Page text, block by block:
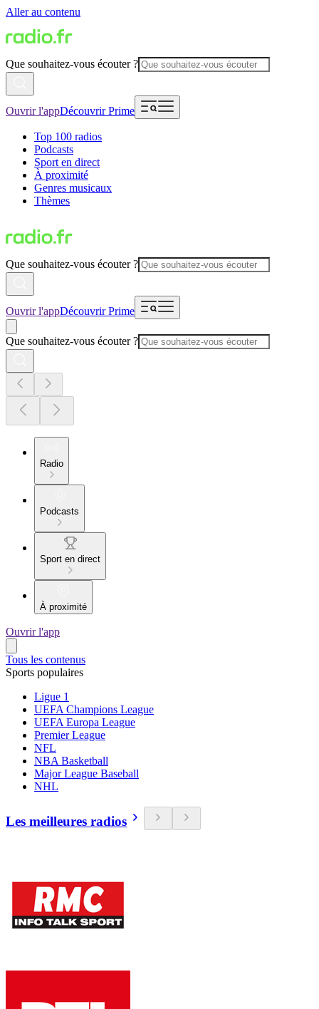
Aller au contenu
Que souhaitez-vous écouter ?
Ouvrir l'appDécouvrir Prime
Top 100 radios
Podcasts
Sport en direct
À proximité
Genres musicaux
Thèmes
Que souhaitez-vous écouter ?
Ouvrir l'appDécouvrir Prime
Que souhaitez-vous écouter ?
Radio
Podcasts
Sport en direct
À proximité
Ouvrir l'app
Tous les contenus
Sports populaires
Ligue 1
UEFA Champions League
UEFA Europa League
Premier League
NFL
NBA Basketball
Major League Baseball
NHL
Les meilleures radios